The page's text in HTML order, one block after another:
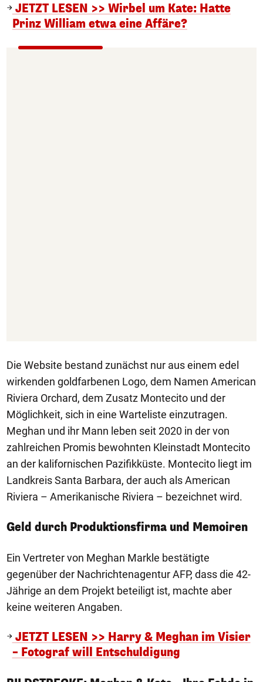
JETZT LESEN >> Wirbel um Kate: Hatte
Prinz William etwa eine Affäre?
Die Website bestand zunächst nur aus einem edel
wirkenden goldfarbenen Logo, dem Namen American
Riviera Orchard, dem Zusatz Montecito und der
Möglichkeit, sich in eine Warteliste einzutragen.
Meghan und ihr Mann leben seit 2020 in der von
zahlreichen Promis bewohnten Kleinstadt Montecito
an der kalifornischen Pazifikküste. Montecito liegt im
Landkreis Santa Barbara, der auch als American
Riviera – Amerikanische Riviera – bezeichnet wird.
Geld durch Produktionsfirma und Memoiren
Ein Vertreter von Meghan Markle bestätigte
gegenüber der Nachrichtenagentur AFP, dass die 42-
Jährige an dem Projekt beteiligt ist, machte aber
keine weiteren Angaben.
JETZT LESEN >> Harry & Meghan im Visier
– Fotograf will Entschuldigung